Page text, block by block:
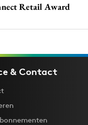
Retail Award
& Contact